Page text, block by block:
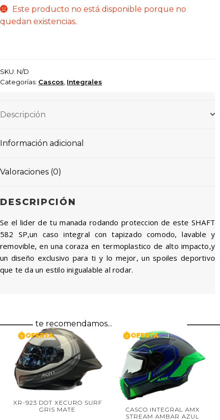
Este producto no está disponible porque no
quedan existencias.
SKU: N/D
Categorías: Cascos Integrales
Descripción
Información adicional
Valoraciones (0)
DESCRIPCIÓN
Se el lider de tu manada rodando proteccion de este SHAFT
582 SP,un caso integral con tapizado comodo, lavable y
removible, en una coraza en termoplastico de alto impacto,y
un diseño exclusivo para ti y lo mejor, un spoiles deportivo
que te da un estilo inigualable al rodar.
te recomendamos...
923 DOT XECURO SURF
GRIS MATE
CASCO INTEGRAL AMX
STREAM AMBAR AZUL